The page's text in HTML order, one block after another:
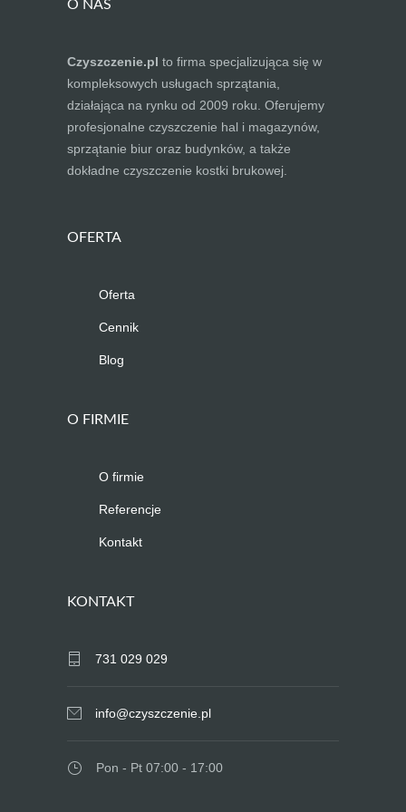
O NAS
Czyszczenie.pl to firma specjalizująca się w
kompleksowych usługach sprzątania,
działająca na rynku od 2009 roku. Oferujemy
profesjonalne czyszczenie hal i magazynów,
sprzątanie biur oraz budynków, a także
dokładne czyszczenie kostki brukowej.
OFERTA
Oferta
Cennik
Blog
O FIRMIE
O firmie
Referencje
Kontakt
KONTAKT
731 029 029
info@czyszczenie.pl
Pon - Pt 07:00 - 17:00